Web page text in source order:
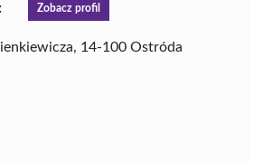
Zobacz profil
14-100 Ostróda